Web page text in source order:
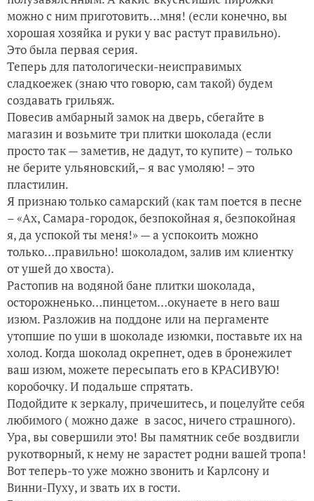
можно с ним приготовить…мня! (если конечно, вы
хорошая хозяйка и руки у вас растут правильно).
Это была первая серия.
Теперь для патологически-неисправимых
сладкоежек (знаю что говорю, сам такой) будем
создавать грильяж.
Повесив амбарный замок на дверь, сбегайте в
магазин и возьмите три плитки шоколада (если
просто так — заметив, не дадут, то купите) – только
не берите ульяновский,– я вас умоляю! – это
пластилин.
Я признаю только самарский (как там поется в песне
– «Ах, Самара-городок, безпокойная я, безпокойная
я, да успокой ты меня!» — а успокоить можно
только…правильно! шоколадом, залив им клиентку
от ушей до хвоста).
Растопив на водяной бане плитки шоколада,
осторожненько…пинцетом…окунаете в него ваш
изюм. Разложив на поддоне или на пергаменте
утопшие по уши в шоколаде изюмки, поставьте их на
холод. Когда шоколад окрепнет, одев в бронежилет
ваш изюм, можете пересыпать его в КРАСИВУЮ!
коробочку. И подальше спрятать.
Подойдите к зеркалу, причешитесь, и поцелуйте себя
любимого ( можно даже в засос, ничего страшного).
Ура, вы совершили это! Вы памятник себе воздвигли
рукотворный, к нему не зарастет родни вашей тропа!
Вот теперь-то уже можно звонить и Карлсону и
Винни-Пуху, и звать их в гости.